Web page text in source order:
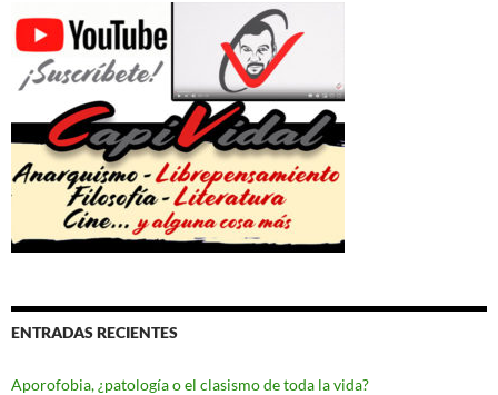
ENTRADAS RECIENTES
Aporofobia, ¿patología o el clasismo de toda la vida?